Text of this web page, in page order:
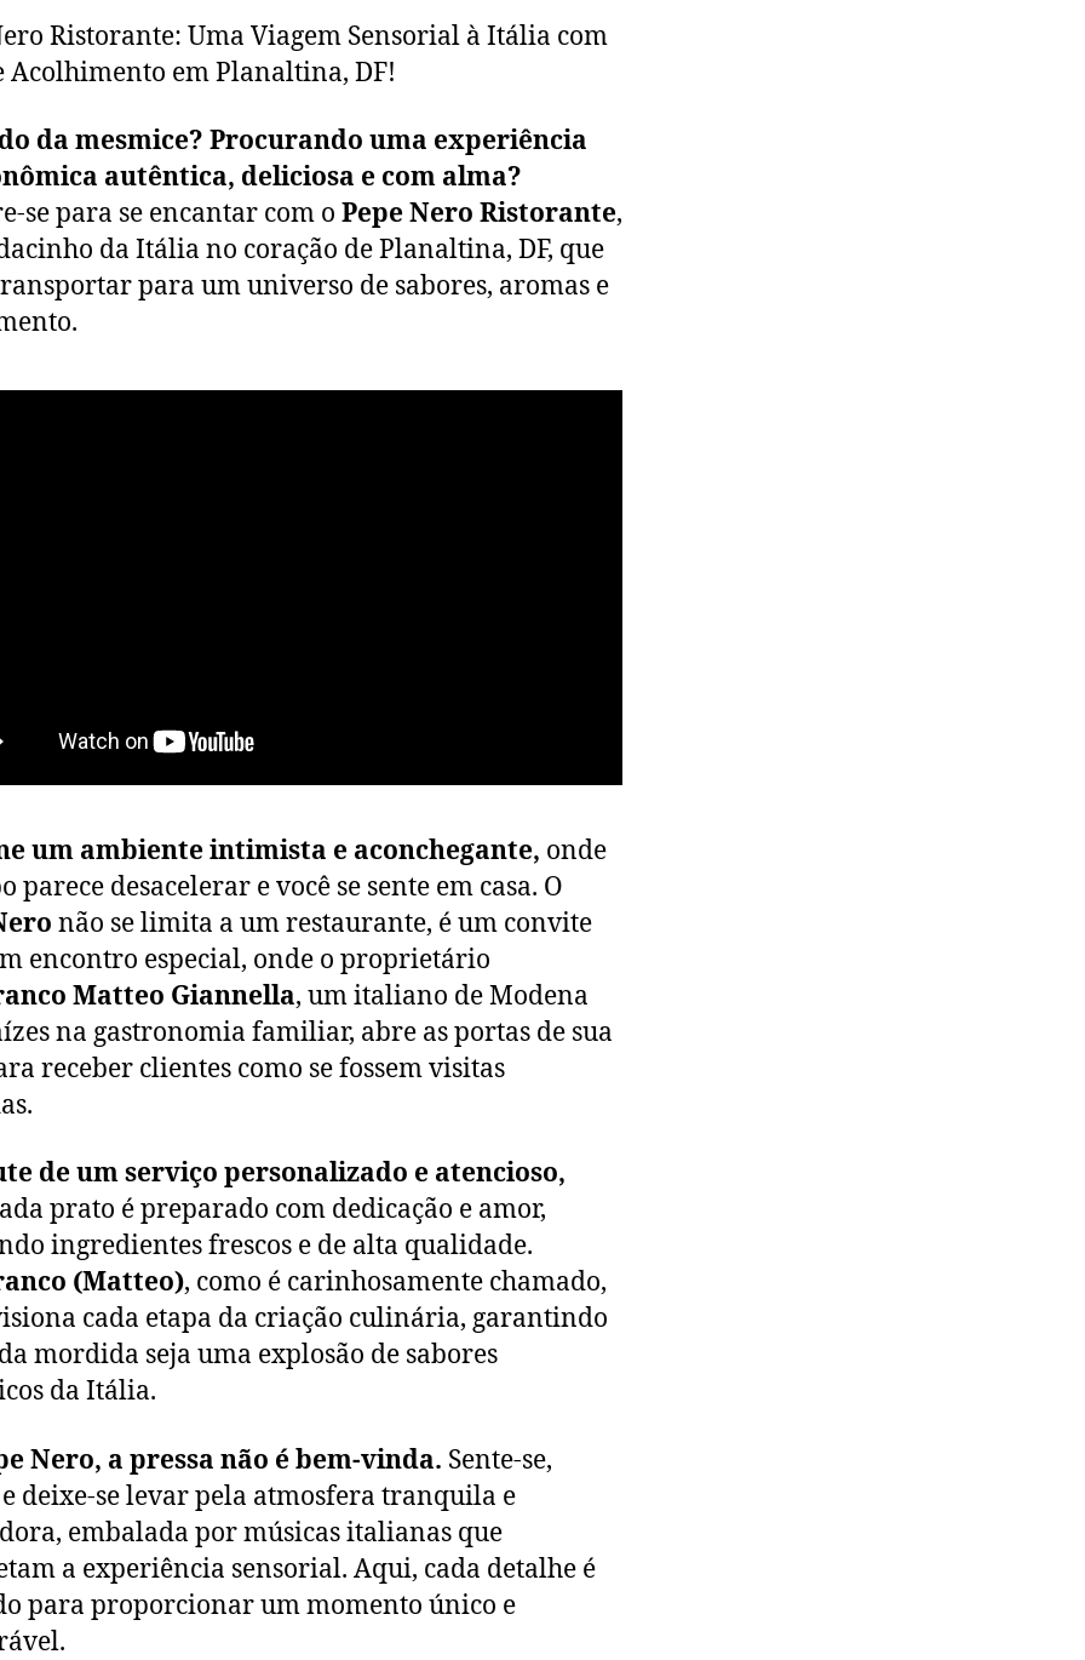
Ristorante: Uma Viagem Sensorial à Itália com
Acolhimento em Planaltina, DF!
da mesmice? Procurando uma experiência
autêntica, deliciosa e com alma?
se para se encantar com o Pepe Nero Ristorante,
da Itália no coração de Planaltina, DF, que
para um universo de sabores, aromas e
um ambiente intimista e aconchegante, onde
parece desacelerar e você se sente em casa. O
não se limita a um restaurante, é um convite
encontro especial, onde o proprietário
Matteo Giannella, um italiano de Modena
na gastronomia familiar, abre as portas de sua
receber clientes como se fossem visitas
de um serviço personalizado e atencioso,
prato é preparado com dedicação e amor,
ingredientes frescos e de alta qualidade.
(Matteo), como é carinhosamente chamado,
cada etapa da criação culinária, garantindo
mordida seja uma explosão de sabores
da Itália.
Nero, a pressa não é bem-vinda. Sente-se,
deixe-se levar pela atmosfera tranquila e
embalada por músicas italianas que
a experiência sensorial. Aqui, cada detalhe é
para proporcionar um momento único e